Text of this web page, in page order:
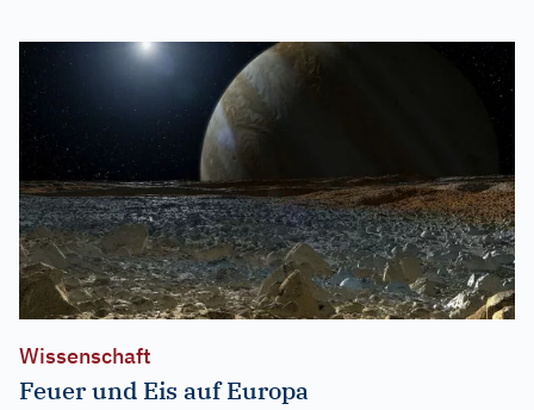
Wissenschaft
Feuer und Eis auf Europa